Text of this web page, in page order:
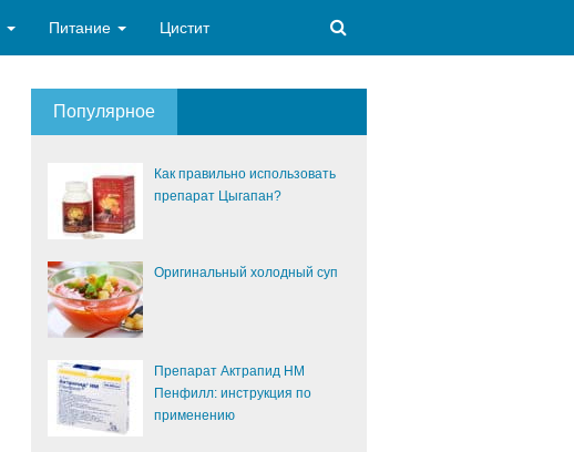
Питание Цистит
Популярное
Как правильно использовать
препарат Цыгапан?
Оригинальный холодный суп
Препарат Актрапид НМ
Пенфилл: инструкция по
применению